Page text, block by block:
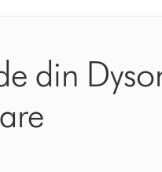
din